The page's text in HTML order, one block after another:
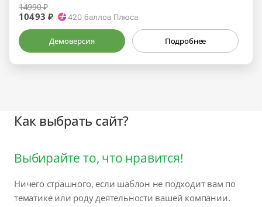
14990 ₽
10493 ₽ 420 баллов Плюса
Демоверсия Подробнее
Как выбрать сайт?
Выбирайте то, что нравится!
Ничего страшного, если шаблон не подходит вам по
тематике или роду деятельности вашей компании.